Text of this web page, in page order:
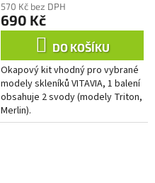
570 Kč bez DPH
690 Kč
DO KOŠÍKU
Okapový kit vhodný pro vybrané
modely skleníků VITAVIA, 1 balení
obsahuje 2 svody (modely Triton,
Merlin).